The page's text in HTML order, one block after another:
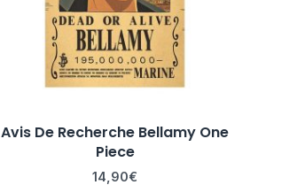
Avis De Recherche Bellamy One
Piece
14,90€